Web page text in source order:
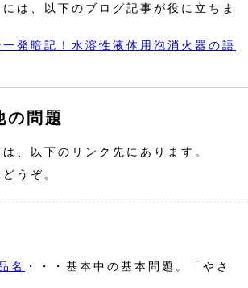
は、以下のブログ記事が役に立ちま
一発暗記！水溶性液体用泡消火器の語
の問題
、以下のリンク先にあります。
うぞ。
名
・・・基本中の基本問題。「やさ